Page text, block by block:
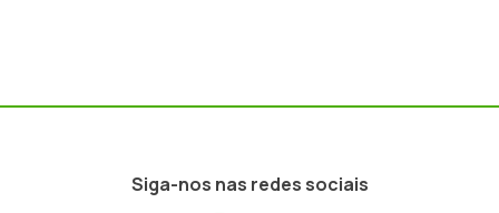
Siga-nos nas redes sociais